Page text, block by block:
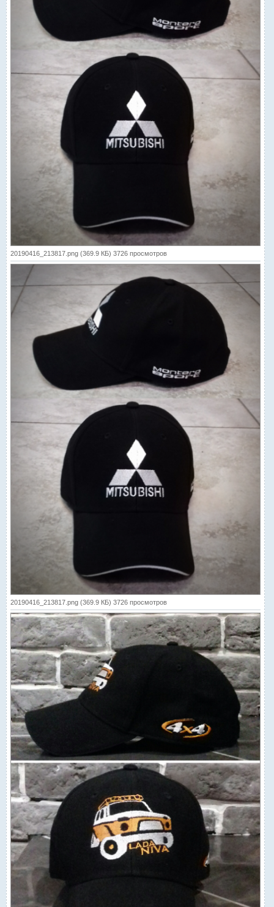
20190416_213817.png (369.9 КБ) 3726 просмотров
20190416_213817.png (369.9 КБ) 3726 просмотров